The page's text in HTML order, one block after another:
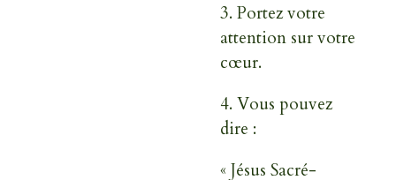
3. Portez votre
attention sur votre
cœur.
4. Vous pouvez
dire :
« Jésus Sacré-